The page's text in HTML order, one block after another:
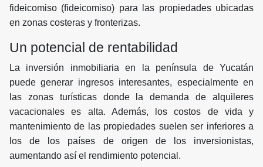
fideicomiso (fideicomiso) para las propiedades ubicadas
en zonas costeras y fronterizas.
Un potencial de rentabilidad
La inversión inmobiliaria en la península de Yucatán
puede generar ingresos interesantes, especialmente en
las zonas turísticas donde la demanda de alquileres
vacacionales es alta. Además, los costos de vida y
mantenimiento de las propiedades suelen ser inferiores a
los de los países de origen de los inversionistas,
aumentando así el rendimiento potencial.